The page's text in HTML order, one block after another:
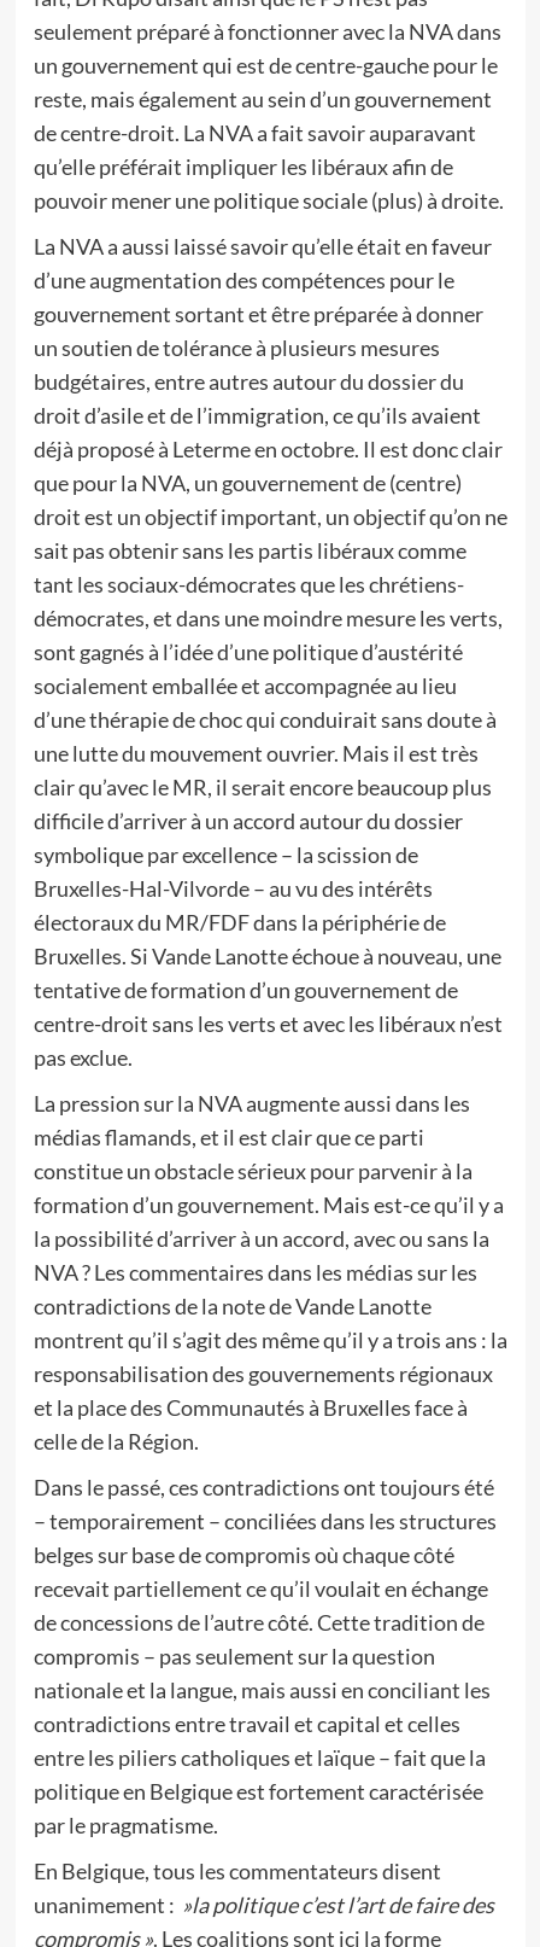
seulement préparé à fonctionner avec la NVA dans
un gouvernement qui est de centre-gauche pour le
reste, mais également au sein d’un gouvernement
de centre-droit. La NVA a fait savoir auparavant
qu’elle préférait impliquer les libéraux afin de
pouvoir mener une politique sociale (plus) à droite.
La NVA a aussi laissé savoir qu’elle était en faveur
d’une augmentation des compétences pour le
gouvernement sortant et être préparée à donner
un soutien de tolérance à plusieurs mesures
budgétaires, entre autres autour du dossier du
droit d’asile et de l’immigration, ce qu’ils avaient
déjà proposé à Leterme en octobre. Il est donc clair
que pour la NVA, un gouvernement de (centre)
droit est un objectif important, un objectif qu’on ne
sait pas obtenir sans les partis libéraux comme
tant les sociaux-démocrates que les chrétiens-
démocrates, et dans une moindre mesure les verts,
sont gagnés à l’idée d’une politique d’austérité
socialement emballée et accompagnée au lieu
d’une thérapie de choc qui conduirait sans doute à
une lutte du mouvement ouvrier. Mais il est très
clair qu’avec le MR, il serait encore beaucoup plus
difficile d’arriver à un accord autour du dossier
symbolique par excellence – la scission de
Bruxelles-Hal-Vilvorde – au vu des intérêts
électoraux du MR/FDF dans la périphérie de
Bruxelles. Si Vande Lanotte échoue à nouveau, une
tentative de formation d’un gouvernement de
centre-droit sans les verts et avec les libéraux n’est
pas exclue.
La pression sur la NVA augmente aussi dans les
médias flamands, et il est clair que ce parti
constitue un obstacle sérieux pour parvenir à la
formation d’un gouvernement. Mais est-ce qu’il y a
la possibilité d’arriver à un accord, avec ou sans la
NVA ? Les commentaires dans les médias sur les
contradictions de la note de Vande Lanotte
montrent qu’il s’agit des même qu’il y a trois ans : la
responsabilisation des gouvernements régionaux
et la place des Communautés à Bruxelles face à
celle de la Région.
Dans le passé, ces contradictions ont toujours été
– temporairement – conciliées dans les structures
belges sur base de compromis où chaque côté
recevait partiellement ce qu’il voulait en échange
de concessions de l’autre côté. Cette tradition de
compromis – pas seulement sur la question
nationale et la langue, mais aussi en conciliant les
contradictions entre travail et capital et celles
entre les piliers catholiques et laïque – fait que la
politique en Belgique est fortement caractérisée
par le pragmatisme.
En Belgique, tous les commentateurs disent
unanimement : »la politique c’est l’art de faire des
compromis ». Les coalitions sont ici la forme